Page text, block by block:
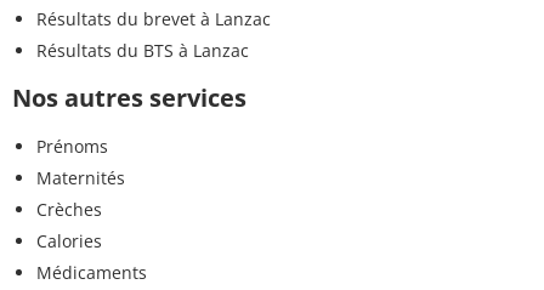
Résultats du brevet à Lanzac
Résultats du BTS à Lanzac
Nos autres services
Prénoms
Maternités
Crèches
Calories
Médicaments